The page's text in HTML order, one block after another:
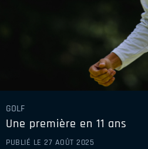
GOLF
Une première en 11 ans
PUBLIÉ LE 27 AOÛT 2025